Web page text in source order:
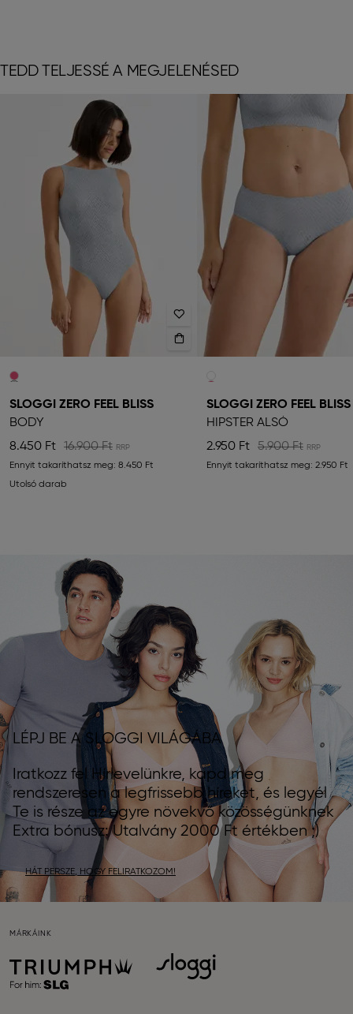
TEDD TELJESSÉ A MEGJELENÉSED
SLOGGI ZERO FEEL BLISS
BODY
8.450 Ft
16.900 Ft
Ennyit takaríthatsz meg: 8.450 Ft
Utolsó darab
SLOGGI ZERO FEEL BLISS
HIPSTER ALSÓ
2.950 Ft
5.900 Ft
Ennyit takaríthatsz meg: 2.950 Ft
LÉPJ BE A SLOGGI VILÁGÁBA
Iratkozz fel Hírlevelünkre, kapd meg
rendszeresen a legfrissebb híreket, és legyél
Te is része az egyre növekvő közösségünknek
Extra bónusz: Utalvány 2000 Ft értékben ;)
HÁT PERSZE, HOGY FELIRATKOZOM!
MÁRKÁINK